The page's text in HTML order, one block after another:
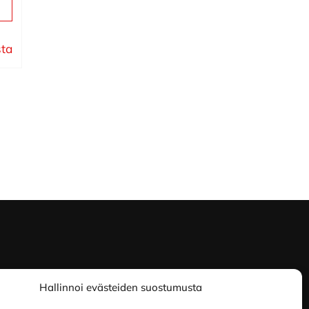
Hallinnoi evästeiden suostumusta